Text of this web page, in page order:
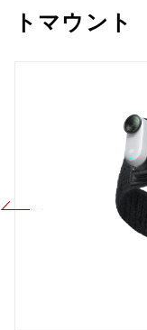
トマウント